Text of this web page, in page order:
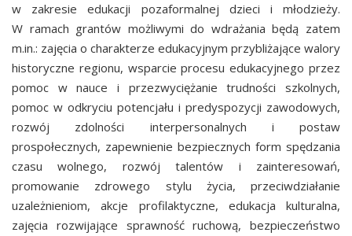
w zakresie edukacji pozaformalnej dzieci i młodzieży.
W ramach grantów możliwymi do wdrażania będą zatem
m.in.: zajęcia o charakterze edukacyjnym przybliżające walory
historyczne regionu, wsparcie procesu edukacyjnego przez
pomoc w nauce i przezwyciężanie trudności szkolnych,
pomoc w odkryciu potencjału i predyspozycji zawodowych,
rozwój zdolności interpersonalnych i postaw
prospołecznych, zapewnienie bezpiecznych form spędzania
czasu wolnego, rozwój talentów i zainteresowań,
promowanie zdrowego stylu życia, przeciwdziałanie
uzależnieniom, akcje profilaktyczne, edukacja kulturalna,
zajęcia rozwijające sprawność ruchową, bezpieczeństwo